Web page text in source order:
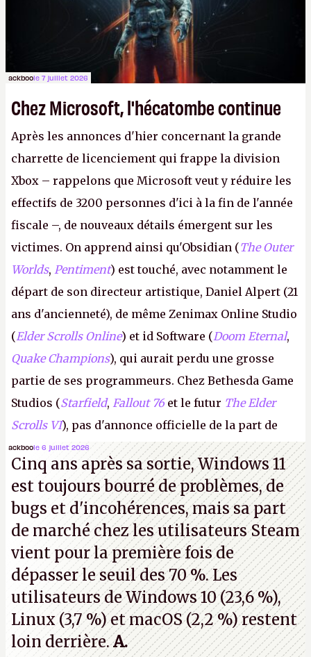
ackboole 7 juillet 2026
Chez Microsoft, l'hécatombe continue
Après les annonces d'hier concernant la grande
charrette de licenciement qui frappe la division
Xbox – rappelons que Microsoft veut y réduire les
effectifs de 3200 personnes d'ici à la fin de l'année
fiscale –, de nouveaux détails émergent sur les
victimes. On apprend ainsi qu'Obsidian (The Outer
Worlds, Pentiment) est touché, avec notamment le
départ de son directeur artistique, Daniel Alpert (21
ans d'ancienneté), de même Zenimax Online Studio
(Elder Scrolls Online) et id Software (Doom Eternal,
Quake Champions), qui aurait perdu une grosse
partie de ses programmeurs. Chez Bethesda Game
Studios (Starfield, Fallout 76 et le futur The Elder
Scrolls VI), pas d'annonce officielle de la part de
Microsoft, mais le syndicat des employés confirme
de nombreux licenciements.A.
ackboole 6 juillet 2026
Cinq ans après sa sortie, Windows 11
est toujours bourré de problèmes, de
bugs et d'incohérences, mais sa part
de marché chez les utilisateurs Steam
vient pour la première fois de
dépasser le seuil des 70 %. Les
utilisateurs de Windows 10 (23,6 %),
Linux (3,7 %) et macOS (2,2 %) restent
loin derrière.A.